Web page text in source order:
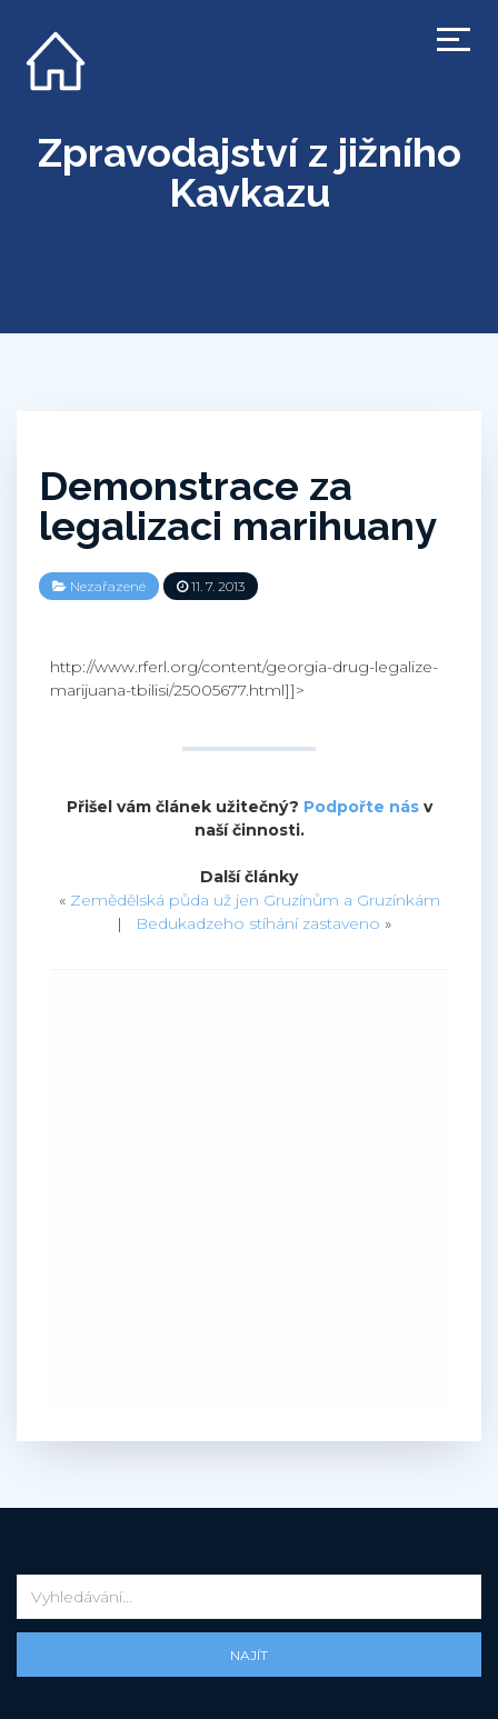
Zpravodajství z jižního
Kavkazu
Demonstrace za
legalizaci marihuany
Nezařazené 11. 7. 2013
http://www.rferl.org/content/georgia-drug-legalize-
marijuana-tbilisi/25005677.html]]>
Přišel vám článek užitečný? Podpořte násv
naší činnosti.
Další články
« Zemědělská půda už jen Gruzínům a Gruzínkám
|
Bedukadzeho stíhání zastaveno »
NAJÍT